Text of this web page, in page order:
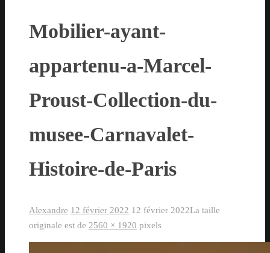
Mobilier-ayant-
appartenu-a-Marcel-
Proust-Collection-du-
musee-Carnavalet-
Histoire-de-Paris
Alexandre 12 février 2022 12 février 2022La taille
originale est de 2560 × 1920 pixels